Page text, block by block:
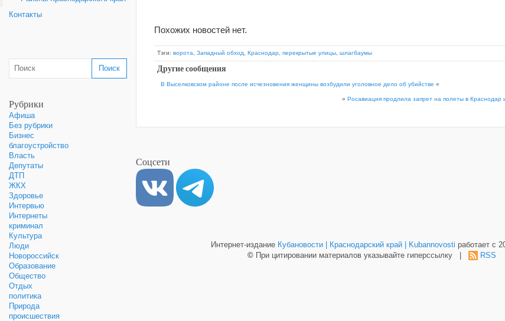
Контакты
Рубрики
Афиша
Без рубрики
Бизнес
благоустройство
Власть
Депутаты
ДТП
ЖКХ
Здоровье
Интервью
Интернеты
криминал
Культура
Люди
Новороссийск
Образование
Общество
Отдых
политика
Природа
происшествия
Похожих новостей нет.
Тэги: ворота Западный обход Краснодар перекрытые улицы шлагбаумы
Другие сообщения
В Выселковском районе после исчезновения женщины возбудили уголовное дело об убийстве «
» Росавиация продлила запрет на полеты в Краснодар
Соцсети
Интернет-издание Кубановости | Краснодарский край | Kubannovosti работает с
© При цитировании материалов указывайте гиперссылку | RSS